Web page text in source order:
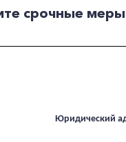
срочные
Юридический